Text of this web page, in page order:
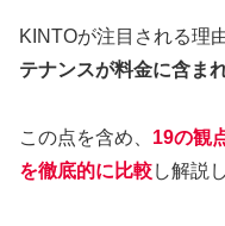
KINTOが注目される理
テナンスが料金に含ま
この点を含め、 19の観
を徹底的に比較し解説